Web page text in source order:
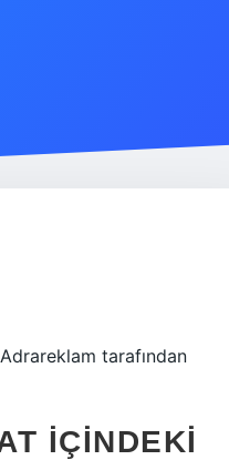
tarafından
İÇINDEKI